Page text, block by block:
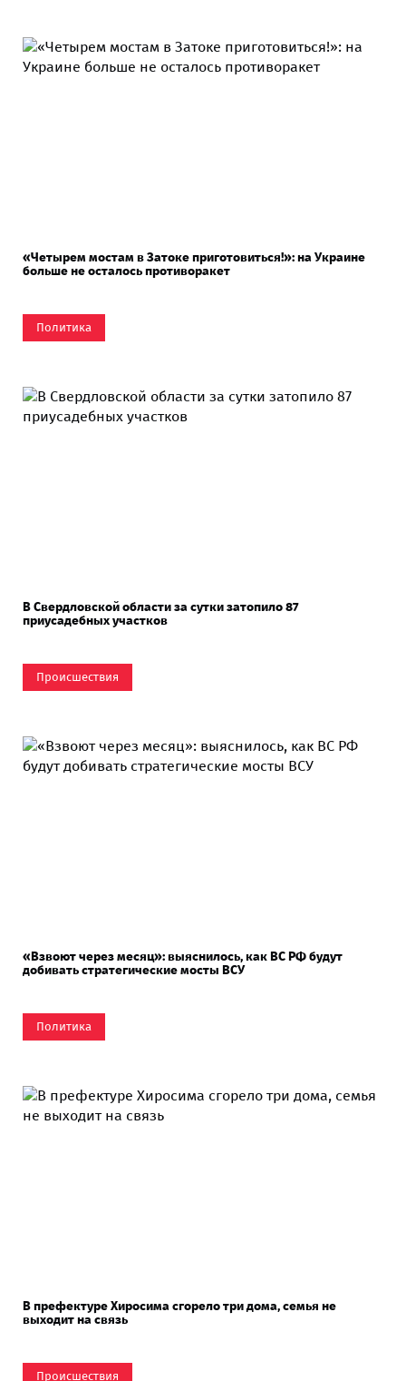
«Четырем мостам в Затоке приготовиться!»: на Украине
больше не осталось противоракет
Политика
В Свердловской области за сутки затопило 87
приусадебных участков
Происшествия
«Взвоют через месяц»: выяснилось, как ВС РФ будут
добивать стратегические мосты ВСУ
Политика
В префектуре Хиросима сгорело три дома, семья не
выходит на связь
Происшествия